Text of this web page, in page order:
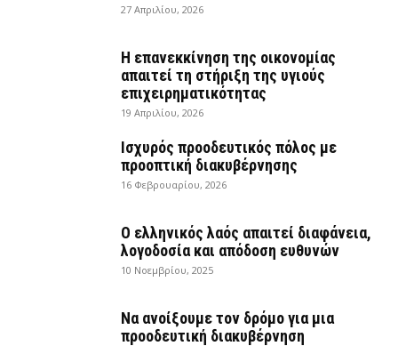
27 Απριλίου, 2026
Η επανεκκίνηση της οικονομίας
απαιτεί τη στήριξη της υγιούς
επιχειρηματικότητας
19 Απριλίου, 2026
Ισχυρός προοδευτικός πόλος με
προοπτική διακυβέρνησης
16 Φεβρουαρίου, 2026
Ο ελληνικός λαός απαιτεί διαφάνεια,
λογοδοσία και απόδοση ευθυνών
10 Νοεμβρίου, 2025
Να ανοίξουμε τον δρόμο για μια
προοδευτική διακυβέρνηση